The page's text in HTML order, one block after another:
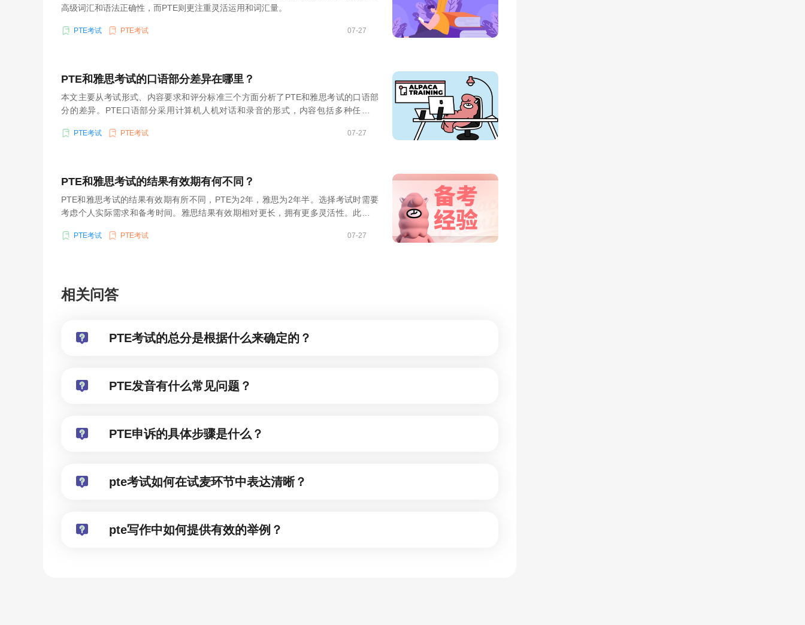
高级词汇和语法正确性，而PTE则更注重灵活运用和词汇量。
PTE考试 PTE考试 07-27
PTE和雅思考试的口语部分差异在哪里？
本文主要从考试形式、内容要求和评分标准三个方面分析了PTE和雅思考试的口语部
分的差异。PTE口语部分采用计算机人机对话和录音的形式，内容包括多种任务类
话，评分标准相对宽松。
PTE考试 PTE考试 07-27
PTE和雅思考试的结果有效期有何不同？
PTE和雅思考试的结果有效期有所不同，PTE为2年，雅思为2年半。选择考试时需要
考虑个人实际需求和备考时间。雅思结果有效期相对更长，拥有更多灵活性。此外，
PTE考试 PTE考试 07-27
相关问答
PTE考试的总分是根据什么来确定的？
PTE发音有什么常见问题？
PTE申诉的具体步骤是什么？
pte考试如何在试麦环节中表达清晰？
pte写作中如何提供有效的举例？